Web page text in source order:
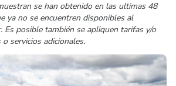
se han obtenido en las ultimas 48
ya no se encuentren disponibles al
Es posible también se apliquen tarifas y/o
servicios adicionales.